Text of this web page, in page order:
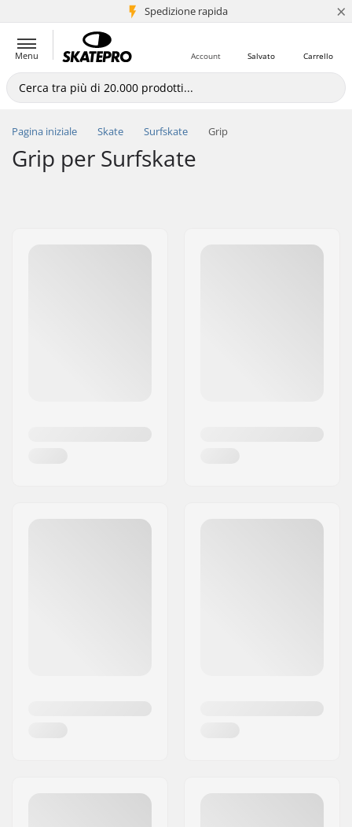
Spedizione rapida
+5 mln di clienti ×
Menu Carrello
Salvato
Account
Pagina iniziale Skate Surfskate Grip
Grip per Surfskate